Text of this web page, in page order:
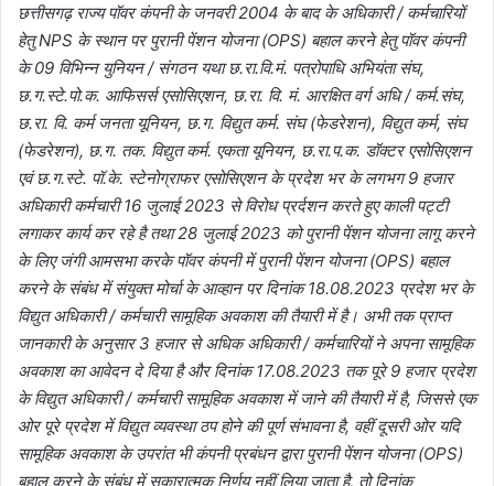
छत्तीसगढ़ राज्य पॉवर कंपनी के जनवरी 2004 के बाद के अधिकारी / कर्मचारियों
हेतु NPS के स्थान पर पुरानी पेंशन योजना (OPS) बहाल करने हेतु पॉवर कंपनी
के 09 विभिन्न युनियन / संगठन यथा छ.रा.वि.मं. पत्रोपाधि अभियंता संघ,
छ.ग.स्टे.पो.क. आफिसर्स एसोसिएशन, छ.रा. वि. मं. आरक्षित वर्ग अधि / कर्म.संघ,
छ.रा. वि. कर्म जनता यूनियन, छ.ग. विद्युत कर्म. संघ (फेडरेशन), विद्युत कर्म, संघ
(फेडरेशन), छ.ग. तक. विद्युत कर्म. एकता यूनियन, छ.रा.प.क. डॉक्टर एसोसिएशन
एवं छ.ग.स्टे. पॉ.के. स्टेनोग्राफर एसोसिएशन के प्रदेश भर के लगभग 9 हजार
अधिकारी कर्मचारी 16 जुलाई 2023 से विरोध प्रर्दशन करते हुए काली पट्टी
लगाकर कार्य कर रहे है तथा 28 जुलाई 2023 को पुरानी पेंशन योजना लागू करने
के लिए जंगी आमसभा करके पॉवर कंपनी में पुरानी पेंशन योजना (OPS) बहाल
करने के संबंध में संयुक्त मोर्चा के आव्हान पर दिनांक 18.08.2023 प्रदेश भर के
विद्युत अधिकारी / कर्मचारी सामूहिक अवकाश की तैयारी में है। अभी तक प्राप्त
जानकारी के अनुसार 3 हजार से अधिक अधिकारी / कर्मचारियों ने अपना सामूहिक
अवकाश का आवेदन दे दिया है और दिनांक 17.08.2023 तक पूरे 9 हजार प्रदेश
के विद्युत अधिकारी / कर्मचारी सामूहिक अवकाश में जाने की तैयारी में है, जिससे एक
ओर पूरे प्रदेश में विद्युत व्यवस्था ठप होने की पूर्ण संभावना है, वहीं दूसरी ओर यदि
सामूहिक अवकाश के उपरांत भी कंपनी प्रबंधन द्वारा पुरानी पेंशन योजना (OPS)
बहाल करने के संबंध में सकारात्मक निर्णय नहीं लिया जाता है, तो दिनांक